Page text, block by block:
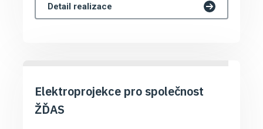
Detail realizace
Elektroprojekce pro společnost
ŽĎAS